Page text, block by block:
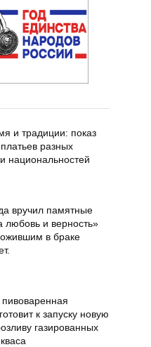
и традиции: показ
разных
национальностей
вручил памятные
любовь и верность»
в браке
к запуску новую
газированных